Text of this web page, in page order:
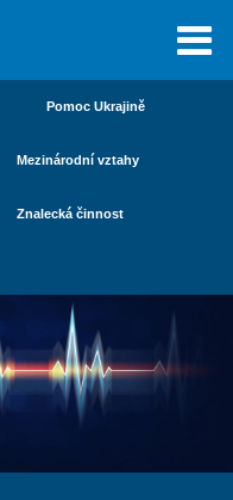
Pomoc Ukrajině
Mezinárodní vztahy
Znalecká činnost